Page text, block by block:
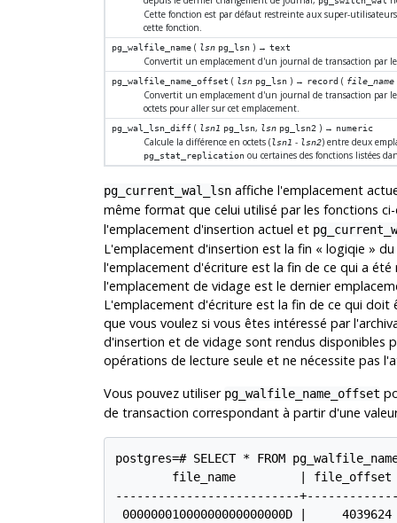
Cette fonction est par défaut restreinte aux super-
cette fonction.
pg_walfile_name ( lsn pg_lsn ) →text
Convertit un emplacement d'un journal de transaction par
pg_walfile_name_offset ( lsn pg_lsn ) → record ( file_name
Convertit un emplacement d'un journal de transaction par
octets pour aller sur cet emplacement.
pg_wal_lsn_diff ( lsn1 pg_lsn, lsn pg_lsn2 ) → numeric
Calcule la différence en octets ( lsn1 - lsn2) entre deux
pg_stat_replicationou certaines des fonctions listées
pg_current_wal_lsnaffiche l'emplacement
même format que celui utilisé par les fonctions
l'emplacement d'insertion actuel et
L'emplacement d'insertion est la fin « logiqie »
l'emplacement d'écriture est la fin de ce qui a
l'emplacement de vidage est le dernier
L'emplacement d'écriture est la fin de ce qui
que vous voulez si vous êtes intéressé par
d'insertion et de vidage sont rendus disponibles
opérations de lecture seule et ne nécessite pas
Vous pouvez utiliser pg_walfile_name_offset
de transaction correspondant à partir d'une
postgres=# SELECT * FROM
        file_name         | file_offset
--------------------------
00000001000000000000000D |     4039624